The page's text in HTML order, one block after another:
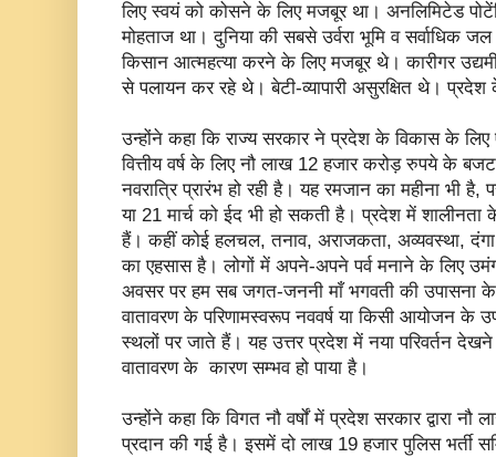
लिए स्वयं को कोसने के लिए मजबूर था। अनलिमिटेड
मोहताज था। दुनिया की सबसे उर्वरा भूमि व सर्वाधिक
किसान आत्महत्या करने के लिए मजबूर थे। कारीगर
से पलायन कर रहे थे। बेटी-व्यापारी असुरक्षित थे।
उन्होंने कहा कि राज्य सरकार ने प्रदेश के विकास के
वित्तीय वर्ष के लिए नौ लाख 12 हजार करोड़ रुपये के
नवरात्रि प्रारंभ हो रही है। यह रमजान का महीना भी
या 21 मार्च को ईद भी हो सकती है। प्रदेश में शालीनता
हैं। कहीं कोई हलचल, तनाव, अराजकता, अव्यवस्था, दंगा
का एहसास है। लोगों में अपने-अपने पर्व मनाने के लिए
अवसर पर हम सब जगत-जननी माँ भगवती की उपासना
वातावरण के परिणामस्वरूप नववर्ष या किसी आयोजन के
स्थलों पर जाते हैं। यह उत्तर प्रदेश में नया परिवर्तन
वातावरण के कारण सम्भव हो पाया है।
उन्होंने कहा कि विगत नौ वर्षों में प्रदेश सरकार द्वारा
प्रदान की गई है। इसमें दो लाख 19 हजार पुलिस भर्ती